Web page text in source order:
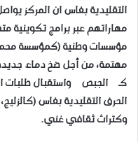
التقليدية بفاس ان المركز
مهاراتهم عبر برامج
مؤسسات وطنية (كمؤسسة محمد
مهتمة، من أجل ضخ دماء
كـ الجبص واستقبال طلبات
الحرف التقليدية بفاس
وكتراث ثقافي غني.